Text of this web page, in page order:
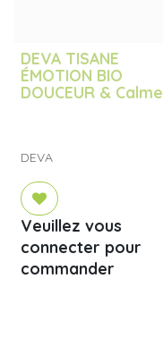
DEVA TISANE
ÉMOTION BIO
DOUCEUR & Calme
DEVA
Veuillez vous
connecter pour
commander